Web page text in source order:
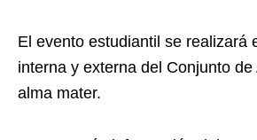
El evento estudiantil se realizará
interna y externa del Conjunto de
alma mater.